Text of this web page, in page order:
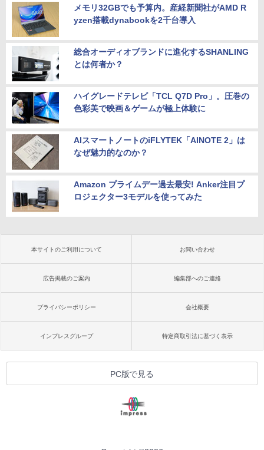
メモリ32GBでも予算内。産経新聞社がAMD R
yzen搭載dynabookを2千台導入
総合オーディオブランドに進化するSHANLING
とは何者か？
ハイグレードテレビ「TCL Q7D Pro」。圧巻の
色彩美で映画＆ゲームが極上体験に
AIスマートノートのiFLYTEK「AINOTE 2」は
なぜ魅力的なのか？
Amazon プライムデー過去最安! Anker注目プ
ロジェクター3モデルを使ってみた
本サイトのご利用について お問い合わせ
広告掲載のご案内 編集部へのご連絡
プライバシーポリシー 会社概要
インプレスグループ 特定商取引法に基づく表示
PC版で見る